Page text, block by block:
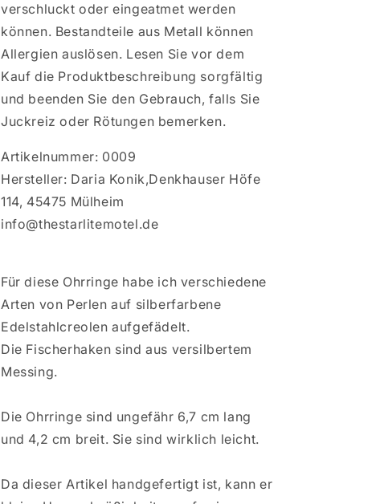
verschluckt oder eingeatmet werden
können. Bestandteile aus Metall können
Allergien auslösen. Lesen Sie vor dem
Kauf die Produktbeschreibung sorgfältig
und beenden Sie den Gebrauch, falls Sie
Juckreiz oder Rötungen bemerken.
Artikelnummer: 0009
Hersteller: Daria Konik,Denkhauser Höfe
114, 45475 Mülheim
info@thestarlitemotel.de
Für diese Ohrringe habe ich verschiedene
Arten von Perlen auf silberfarbene
Edelstahlcreolen aufgefädelt.
Die Fischerhaken sind aus versilbertem
Messing.
Die Ohrringe sind ungefähr 6,7 cm lang
und 4,2 cm breit. Sie sind wirklich leicht.
Da dieser Artikel handgefertigt ist, kann er